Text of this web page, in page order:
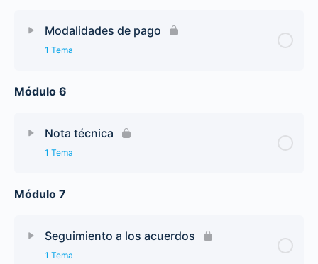
Modalidades de pago
1 Tema
Módulo 6
Nota técnica
1 Tema
Módulo 7
Seguimiento a los acuerdos
1 Tema